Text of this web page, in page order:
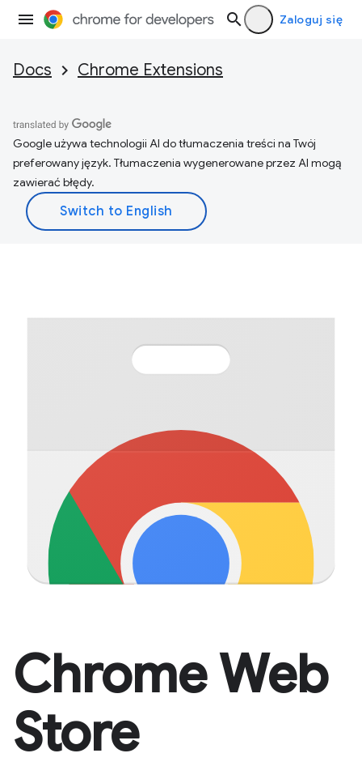
Zaloguj się
Docs Chrome Extensions
Google używa technologii AI do tłumaczenia treści na Twój
preferowany język. Tłumaczenia wygenerowane przez AI mogą
zawierać błędy.
Chrome Web
Store